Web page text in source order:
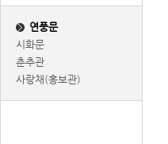
연풍문
시화문
춘추관
사랑채(홍보관)